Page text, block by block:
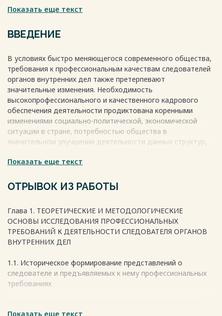
ОВД РФ 19
следователя 19
2.2. Личностные и нравственно-психологические качества
2.3. Психофизиологические качества и требования к
состоянию здоровья 24
Глава 3. Современные проблемы и пути совершенствования
формирования профессиональных качеств следователя 28
3.1. Анализ современных проблем в системе
профессионального отбора и подготовки следователей 28
3.2. Основные направления развития профессионально
значимых качеств у действующих следователей 29
Заключение 32
Показать еще текст
ВВЕДЕНИЕ
В условиях быстро меняющегося современного общества,
требования к профессиональным качествам следователей
органов внутренних дел также претерпевают
значительные изменения. Необходимость
высокопрофессионального и качественного кадрового
обеспечения деятельности продиктована коренными
изменениями социально-политической, экономической
ситуации в стране, потребностью общества в
значительном улучшении деятельности данных структур,
правоохранительных органов.
качествам следователя органов внутренних дел
раскрытия и расследования преступлений. Данные
требования отвечают вопросам национальной
безопасности государства и общества.
Показать еще текст
ОТРЫВОК ИЗ РАБОТЫ
Глава 1. ТЕОРЕТИЧЕСКИЕ И МЕТОДОЛОГИЧЕСКИЕ
ОСНОВЫ ИССЛЕДОВАНИЯ ПРОФЕССИОНАЛЬНЫХ
ТРЕБОВАНИЙ К ДЕЯТЕЛЬНОСТИ СЛЕДОВАТЕЛЯ ОРГАНОВ
ВНУТРЕННИХ ДЕЛ
1.1. Историческое формирование представлений о
следователе и предъявляемых к нему профессиональных
требованиях
Показать еще текст